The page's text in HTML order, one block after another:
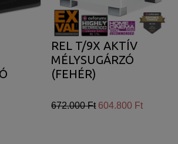
REL T/9X AKTÍV
MÉLYSUGÁRZÓ
(FEHÉR)
672.000 Ft 604.800 Ft